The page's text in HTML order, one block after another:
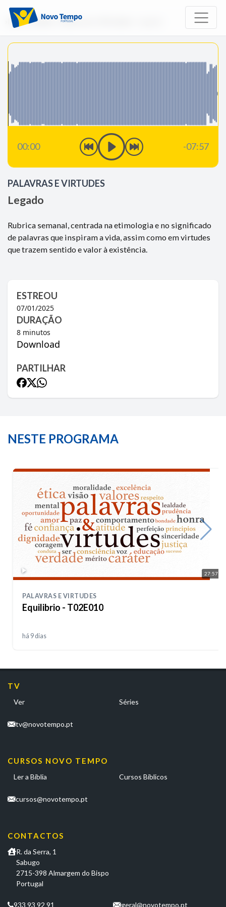
Início Rádio Palavras e Virtudes
00:00 -07:57
PALAVRAS E VIRTUDES
Legado
Rubrica semanal, centrada na etimologia e no significado
de palavras que inspiram a vida, assim como em virtudes
que trazem sentido e valor à existência.
ESTREOU
07/01/2025
DURAÇÃO
8 minutos
Download
PARTILHAR
NESTE PROGRAMA
27:57
PALAVRAS E VIRTUDES
Equilibrio - T02E010
há 9 dias
TV
Ver Séries
tv@novotempo.pt
CURSOS NOVO TEMPO
Ler a Bíblia Cursos Bíblicos
cursos@novotempo.pt
CONTACTOS
R. da Serra, 1
Sabugo
2715-398 Almargem do Bispo
Portugal
933 93 92 91 geral@novotempo.pt